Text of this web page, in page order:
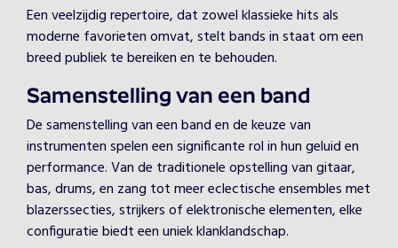
Een veelzijdig repertoire, dat zowel klassieke hits als
moderne favorieten omvat, stelt bands in staat om een
breed publiek te bereiken en te behouden.
Samenstelling van een band
De samenstelling van een band en de keuze van
instrumenten spelen een significante rol in hun geluid en
performance. Van de traditionele opstelling van gitaar,
bas, drums, en zang tot meer eclectische ensembles met
blazerssecties, strijkers of elektronische elementen, elke
configuratie biedt een uniek klanklandschap.